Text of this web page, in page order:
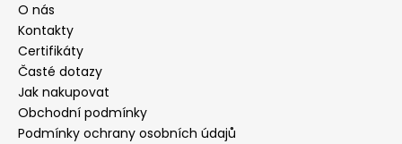
O nás
Kontakty
Certifikáty
Časté dotazy
Jak nakupovat
Obchodní podmínky
Podmínky ochrany osobních údajů